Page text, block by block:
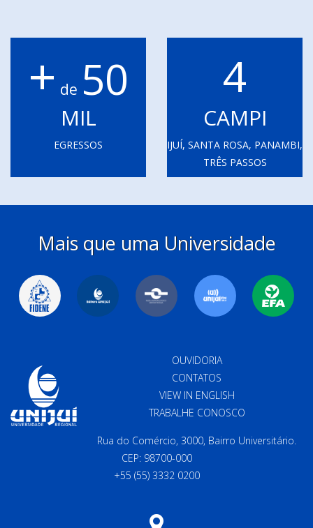
+ de 50
MIL
EGRESSOS
4
CAMPI
IJUÍ, SANTA ROSA, PANAMBI,
TRÊS PASSOS
Mais que uma Universidade
OUVIDORIA
CONTATOS
VIEW IN ENGLISH
TRABALHE CONOSCO
Rua do Comércio, 3000, Bairro Universitário.
CEP: 98700-000
+55 (55) 3332 0200